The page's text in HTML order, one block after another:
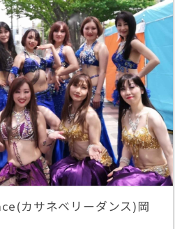
カサネベリーダンス)岡